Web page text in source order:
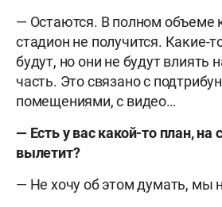
— Остаются. В полном объеме
стадион не получится. Какие-
будут, но они не будут влиять
часть. Это связано с
помещениями, с видео…
— Есть у вас какой-то план, на
вылетит?
— Не хочу об этом думать, мы